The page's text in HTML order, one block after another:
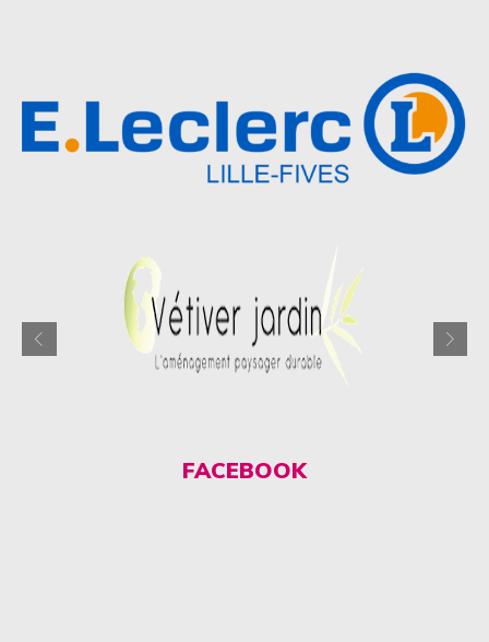
FACEBOOK